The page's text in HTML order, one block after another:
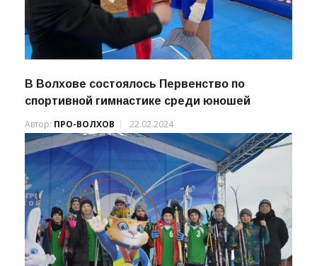
В Волхове состоялось Первенство по
спортивной гимнастике среди юношей
Автор: ПРО-ВОЛХОВ 22.02.2024